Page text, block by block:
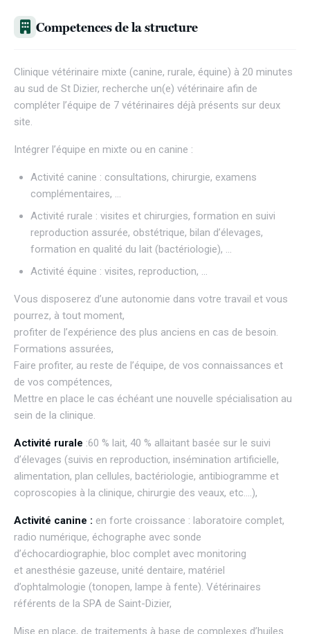
Competences de la structure
Clinique vétérinaire mixte (canine, rurale, équine) à 20 minutes
au sud de St Dizier, recherche un(e) vétérinaire afin de
compléter l’équipe de 7 vétérinaires déjà présents sur deux
site.
Intégrer l’équipe en mixte ou en canine :
Activité canine : consultations, chirurgie, examens
complémentaires, …
Activité rurale : visites et chirurgies, formation en suivi
reproduction assurée, obstétrique, bilan d’élevages,
formation en qualité du lait (bactériologie), …
Activité équine : visites, reproduction, …
Vous disposerez d’une autonomie dans votre travail et vous
pourrez, à tout moment,
profiter de l’expérience des plus anciens en cas de besoin.
Formations assurées,
Faire profiter, au reste de l’équipe, de vos connaissances et
de vos compétences,
Mettre en place le cas échéant une nouvelle spécialisation au
sein de la clinique.
Activité rurale :60 % lait, 40 % allaitant basée sur le suivi
d’élevages (suivis en reproduction, insémination artificielle,
alimentation, plan cellules, bactériologie, antibiogramme et
coproscopies à la clinique, chirurgie des veaux, etc….),
Activité canine : en forte croissance : laboratoire complet,
radio numérique, échographe avec sonde
d’échocardiographie, bloc complet avec monitoring
et anesthésie gazeuse, unité dentaire, matériel
d’ophtalmologie (tonopen, lampe à fente). Vétérinaires
référents de la SPA de Saint-Dizier,
Mise en place, de traitements à base de complexes d’huiles